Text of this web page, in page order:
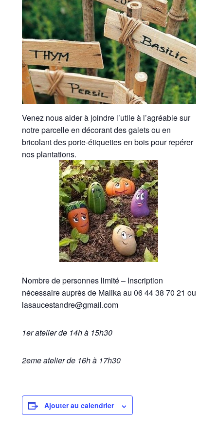
Venez nous aider à joindre l’utile à l’agréable sur
notre parcelle en décorant des galets ou en
bricolant des porte-étiquettes en bois pour repérer
nos plantations.
Nombre de personnes limité – Inscription
nécessaire auprès de Malika au 06 44 38 70 21 ou
lasaucestandre@gmail.com
1er atelier de 14h à 15h30
2eme atelier de 16h à 17h30
Ajouter au calendrier